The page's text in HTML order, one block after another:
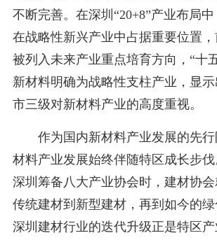
不断完善。在深圳“20+8”产业布局
在战略性新兴产业中占据重要位置
被列入未来产业重点培育方向，“十
新材料明确为战略性支柱产业，显示
市三级对新材料产业的高度重视。
作为国内新材料产业发展的先
材料产业发展始终伴随特区成长步伐
深圳筹备八大产业协会时，建材协
传统建材到新型建材，再到如今的绿
深圳建材行业的迭代升级正是特区